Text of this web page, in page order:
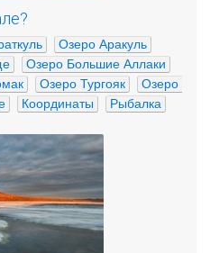
Озеро Аракуль
Озеро Большие Аллаки
Озеро Тургояк
Озеро
Координаты Рыбалка